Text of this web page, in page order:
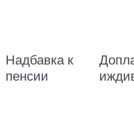
Надбавка к
пенсии